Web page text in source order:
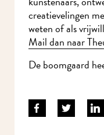
creatievelingen
weten of als
Mail dan naar
De boomgaard